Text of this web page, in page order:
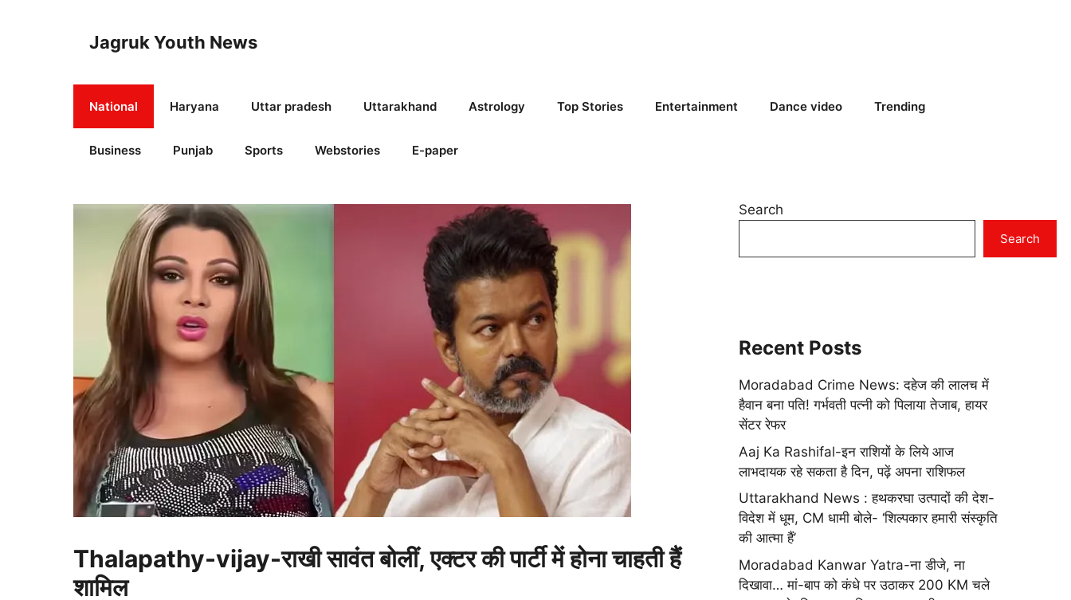
Jagruk Youth News
National Haryana Uttar pradesh Uttarakhand Astrology Top Stories Entertainment Dance video Trending
Business Punjab Sports Webstories E-paper
Thalapathy-vijay-राखी सावंत बोलीं, एक्टर की पार्टी में होना चाहती हैं
शामिल
Search
Search
Recent Posts
Moradabad Crime News: दहेज की लालच में
हैवान बना पति! गर्भवती पत्नी को पिलाया तेजाब, हायर
सेंटर रेफर
Aaj Ka Rashifal-इन राशियों के लिये आज
लाभदायक रहे सकता है दिन, पढ़ें अपना राशिफल
Uttarakhand News : हथकरघा उत्पादों की देश-
विदेश में धूम, CM धामी बोले- ‘शिल्पकार हमारी संस्कृति
की आत्मा हैं’
Moradabad Kanwar Yatra-ना डीजे, ना
दिखावा… मां-बाप को कंधे पर उठाकर 200 KM चले